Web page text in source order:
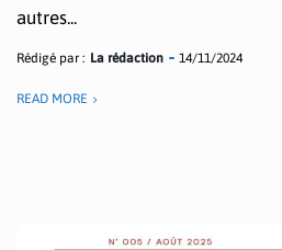
autres...
Rédigé par : La rédaction 14/11/2024
READ MORE